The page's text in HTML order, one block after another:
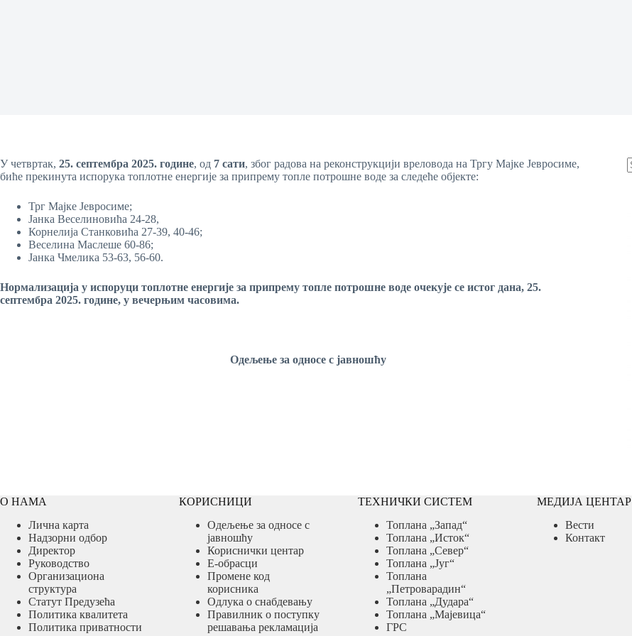
У четвртак, 25. септембра 2025. године, од 7 сати, због радова на реконструкцији вреловода на Тргу Мајке Јевросиме,
биће прекинута испорука топлотне енергије за припрему топле потрошне воде за следеће објекте:
Трг Мајке Јевросиме;
Јанка Веселиновића 24-28,
Корнелија Станковића 27-39, 40-46;
Веселина Маслеше 60-86;
Јанка Чмелика 53-63, 56-60.
Нормализација у испоруци топлотне енергије за припрему топле потрошне воде очекује се истог дана, 25.
септембра 2025. године, у вечерњим часовима.
Одељење за односе с јавношћу
О НАМА
Лична карта
Надзорни одбор
Директор
Руководство
Организациона
структура
Статут Предузећа
Политика квалитета
Политика приватности
КОРИСНИЦИ
Одељење за односе с
јавношћу
Кориснички центар
Е-обрасци
Промене код
корисника
Одлука о снабдевању
Правилник о поступку
решавања рекламација
ТЕХНИЧКИ СИСТЕМ
Топлана „Запад“
Топлана „Исток“
Топлана „Север“
Топлана „Југ“
Топлана
„Петроварадин“
Топлана „Дудара“
Топлана „Мајевица“
ГРС
МЕДИЈА ЦЕНТАР
Вести
Контакт